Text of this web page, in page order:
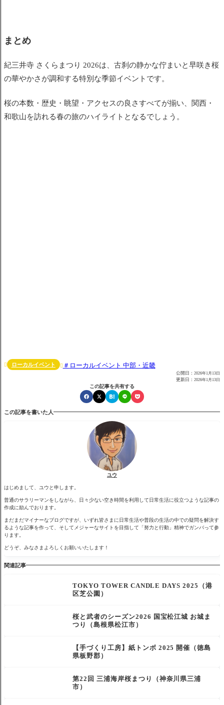
まとめ
紀三井寺 さくらまつり 2026は、古刹の静かな佇まいと早咲き桜
の華やかさが調和する特別な季節イベントです。
桜の本数・歴史・眺望・アクセスの良さすべてが揃い、関西・
和歌山を訪れる春の旅のハイライトとなるでしょう。
 ローカルイベント  ローカルイベント 中部・近畿
公開日： 2026年1月13日
更新日： 2026年1月13日
この記事を共有する
この記事を書いた人
ユウ
はじめまして、ユウと申します。
普通のサラリーマンをしながら、日々少ない空き時間を利用して日常生活に役立つような記事の
作成に励んでおります。
まだまだマイナーなブログですが、いずれ皆さまに日常生活や普段の生活の中での疑問を解決す
るような記事を作って、そしてメジャーなサイトを目指して「努力と行動」精神でガンバって参
ります。
どうぞ、みなさまよろしくお願いいたします！
関連記事
TOKYO TOWER CANDLE DAYS 2025（港
区芝公園）
桜と武者のシーズン2026 国宝松江城 お城ま
つり（島根県松江市）
【手づくり工房】紙トンボ 2025 開催（徳島
県板野郡）
第22回 三浦海岸桜まつり（神奈川県三浦
市）